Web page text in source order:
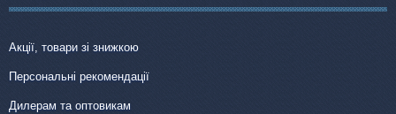
Акції, товари зі знижкою
Персональні рекомендації
Дилерам та оптовикам